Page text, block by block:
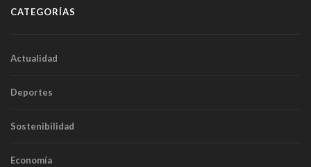
CATEGORÍAS
Actualidad
Deportes
Sostenibilidad
Economía